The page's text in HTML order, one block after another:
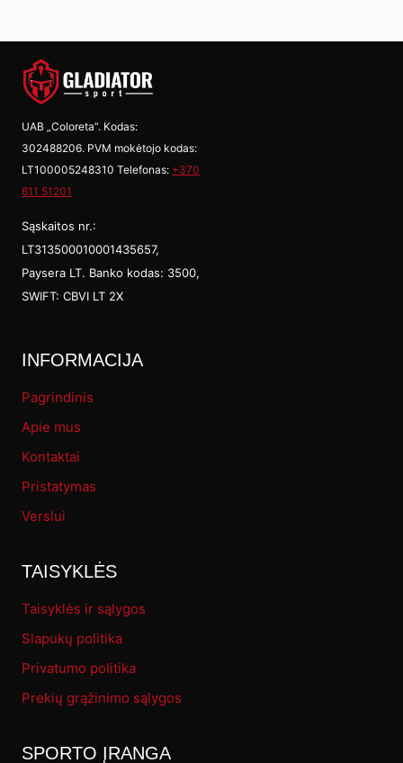
UAB „Coloreta”. Kodas:
302488206. PVM mokėtojo kodas:
LT100005248310 Telefonas: +370
611 51201
Sąskaitos nr.:
LT313500010001435657,
Paysera LT. Banko kodas: 3500,
SWIFT: CBVI LT 2X
INFORMACIJA
Pagrindinis
Apie mus
Kontaktai
Pristatymas
Verslui
TAISYKLĖS
Taisyklės ir sąlygos
Slapukų politika
Privatumo politika
Prekių grąžinimo sąlygos
SPORTO ĮRANGA